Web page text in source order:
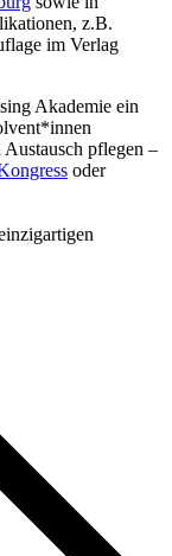
z.B.
im Verlag
Akademie ein
pflegen –
oder